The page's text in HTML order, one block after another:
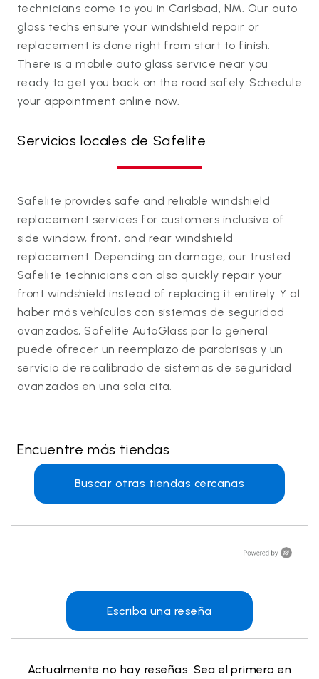
technicians come to you in Carlsbad, NM. Our auto
glass techs ensure your windshield repair or
replacement is done right from start to finish.
There is a mobile auto glass service near you
ready to get you back on the road safely. Schedule
your appointment online now.
Servicios locales de Safelite
Safelite provides safe and reliable windshield
replacement services for customers inclusive of
side window, front, and rear windshield
replacement. Depending on damage, our trusted
Safelite technicians can also quickly repair your
front windshield instead of replacing it entirely. Y al
haber más vehículos con sistemas de seguridad
avanzados, Safelite AutoGlass por lo general
puede ofrecer un reemplazo de parabrisas y un
servicio de recalibrado de sistemas de seguridad
avanzados en una sola cita.
Encuentre más tiendas
Buscar otras tiendas cercanas
Escriba una reseña
Actualmente no hay reseñas. Sea el primero en